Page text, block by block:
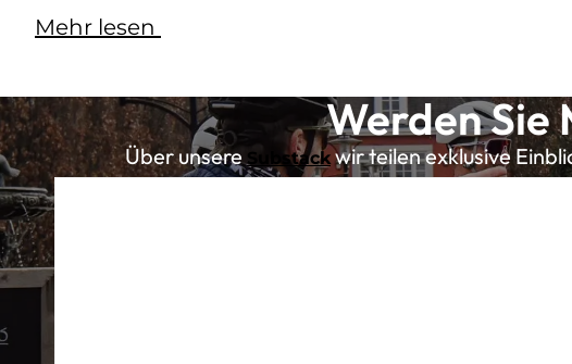
Mehr lesen
Werden
Über unsere Substackwir teilen exklusive